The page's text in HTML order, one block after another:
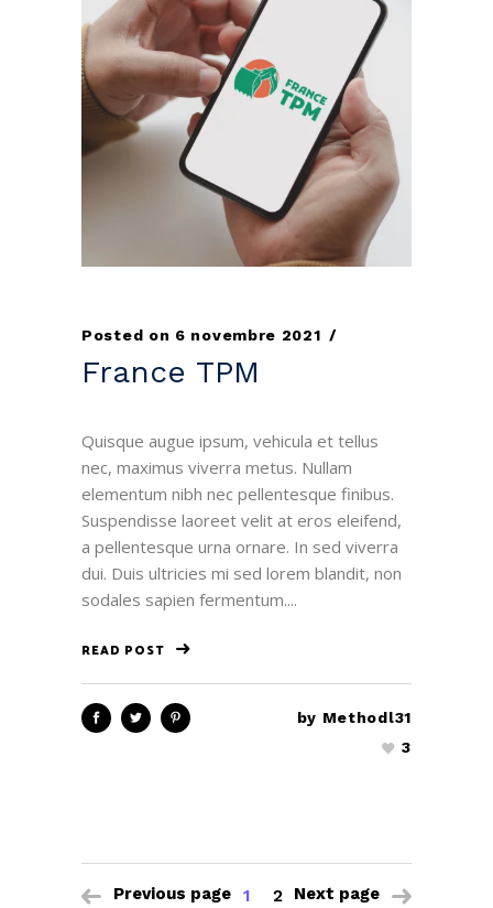
Posted on 6 novembre 2021
France TPM
Quisque augue ipsum, vehicula et tellus
nec, maximus viverra metus. Nullam
elementum nibh nec pellentesque finibus.
Suspendisse laoreet velit at eros eleifend,
a pellentesque urna ornare. In sed viverra
dui. Duis ultricies mi sed lorem blandit, non
sodales sapien fermentum....
READ POST
by Methodl31
3
Previous page 1 2 Next page